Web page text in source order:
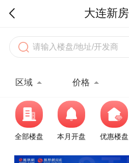
大连新房
区域 价格
全部楼盘 本月开盘 优惠楼盘